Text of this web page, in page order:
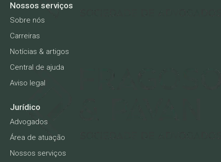
Nossos serviços
Sobre nós
Carreiras
Notícias & artigos
Central de ajuda
Aviso legal
Jurídico
Advogados
Área de atuação
Nossos serviços